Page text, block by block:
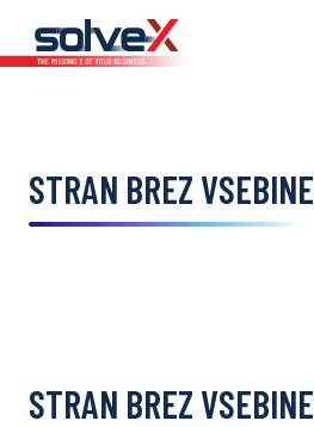
STRAN BREZ VSEBINE
STRAN BREZ VSEBINE